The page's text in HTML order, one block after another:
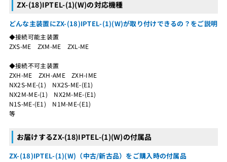
ZX-(18)IPTEL-(1)(W)の対応機種
どんな主装置にZX-(18)IPTEL-(1)(W)が取り付けできるの？をご説明
◆接続可能主装置
ZXS-ME ZXM-ME ZXL-ME
◆接続不可主装置
ZXH-ME ZXH-AME ZXH-IME
NX2S-ME-(1) NX2S-ME-(E1)
NX2M-ME-(1) NX2M-ME-(E1)
N1S-ME-(E1) N1M-ME-(E1)
等
お届けするZX-(18)IPTEL-(1)(W)の付属品
ZX-(18)IPTEL-(1)(W)（中古/新古品）をご購入時の付属品